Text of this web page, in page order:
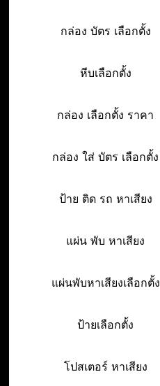
กล่อง บัตร เลือกตั้ง
หีบเลือกตั้ง
กล่อง เลือกตั้ง ราคา
กล่อง ใส่ บัตร เลือกตั้ง
ป้าย ติด รถ หาเสียง
แผ่น พับ หาเสียง
แผ่นพับหาเสียงเลือกตั้ง
ป้ายเลือกตั้ง
โปสเตอร์ หาเสียง